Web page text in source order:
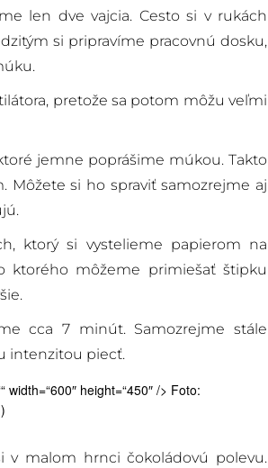
len dve vajcia. Cesto si v rukách
si pripravíme pracovnú dosku,
pretože sa potom môžu veľmi
jemne poprášime múkou. Takto
Môžete si ho spraviť samozrejme aj
ktorý si vystelieme papierom na
ktorého môžeme primiešať štipku
cca 7 minút. Samozrejme stále
intenzitou piecť.
width=“600″ height=“450″ /> Foto:
v malom hrnci čokoládovú polevu.